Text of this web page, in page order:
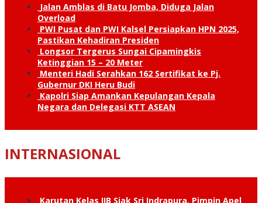
Jalan Amblas di Batu Jomba, Diduga Jalan
Overload
PWI Pusat dan PWI Kalsel Persiapkan HPN 2025,
Pastikan Kehadiran Presiden
Longsor Tergerus Sungai Cipamingkis
Ketinggian 15 – 20 Meter
Menteri Hadi Serahkan 162 Sertifikat ke Pj.
Gubernur DKI Heru Budi
Kapolri Siap Amankan Kepulangan Kepala
Negara dan Delegasi KTT ASEAN
INTERNASIONAL
Karutan Kelas IIB Siak Sri Indrapura, Pimpin Apel